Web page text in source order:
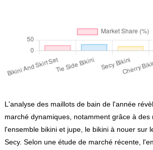
L'analyse des maillots de bain de l'année
marché dynamiques, notamment grâce à des
l'ensemble bikini et jupe, le bikini à nouer sur
Secy. Selon une étude de marché récente,